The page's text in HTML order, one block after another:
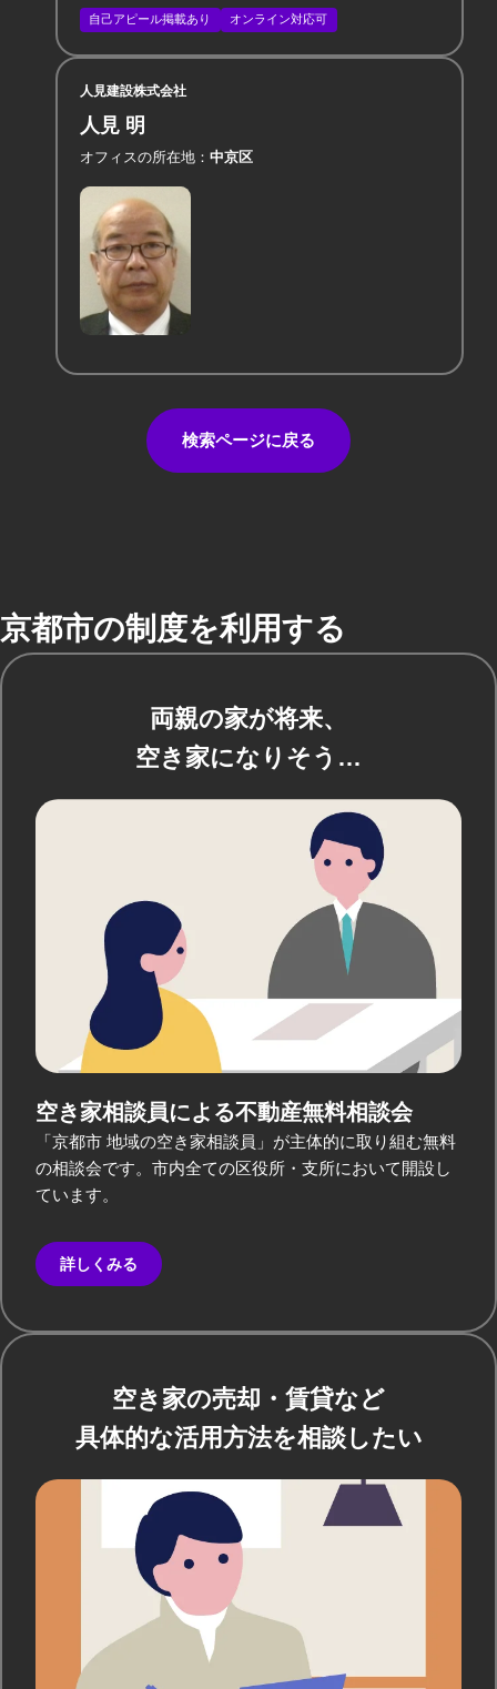
自己アピール掲載あり オンライン対応可
人見建設株式会社
人見 明
オフィスの所在地 中京区
検索ページに戻る
京都市の制度を利用する
両親の家が将来、
空き家になりそう…
空き家相談員による不動産無料相談会
「京都市 地域の空き家相談員」が主体的に取り組む無料
の相談会です。市内全ての区役所・支所において開設し
ています。
詳しくみる
空き家の売却・賃貸など
具体的な活用方法を相談したい